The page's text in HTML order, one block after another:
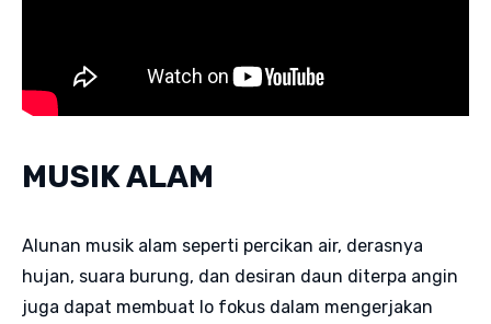
MUSIK ALAM
Alunan musik alam seperti percikan air, derasnya
hujan, suara burung, dan desiran daun diterpa angin
juga dapat membuat lo fokus dalam mengerjakan